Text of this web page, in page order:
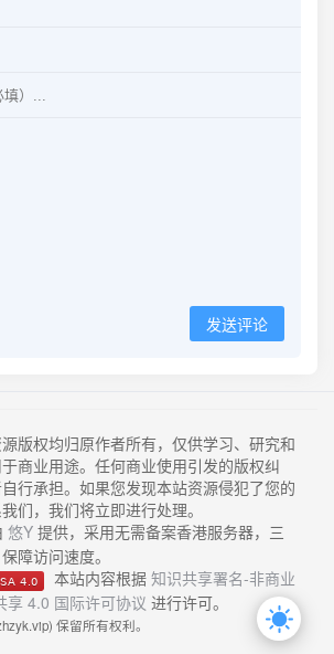
发送评论
版权均归原作者所有，仅供学习、研究和
商业用途。任何商业使用引发的版权纠
行承担。如果您发现本站资源侵犯了您的
们，我们将立即进行处理。
悠Y 提供，采用无需备案香港服务器，三
障访问速度。
本站内容根据 知识共享署名-非商业
享 4.0 国际许可协议 进行许可。
保留所有权利。